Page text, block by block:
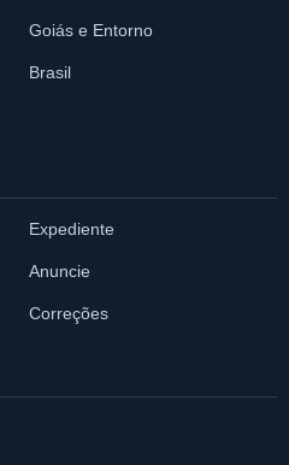
Goiás e Entorno
Brasil
Expediente
Anuncie
Correções